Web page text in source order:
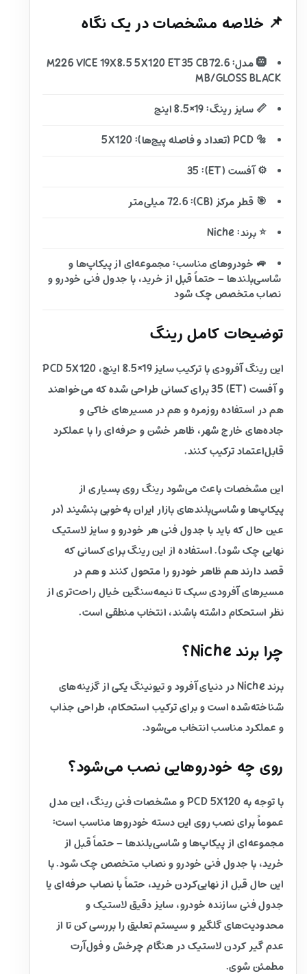
📌 خلاصه مشخصات در یک نگاه
🛞 مدل: M226 VICE 19X8.5 5X120 ET35 CB72.6
MB/GLOSS BLACK
📏 سایز رینگ: 19×8.5 اینچ
🔩 PCD (تعداد و فاصله پیچ‌ها): 5X120
⚙️ آفست (ET): 35
🎯 قطر مرکز (CB): 72.6 میلی‌متر
⭐ برند: Niche
🚙 خودروهای مناسب: مجموعه‌ای از پیکاپ‌ها و
شاسی‌بلندها – حتماً قبل از خرید، با جدول فنی خودرو و
نصاب متخصص چک شود
توضیحات کامل رینگ
این رینگ آفرودی با ترکیب سایز 19×8.5 اینچ، PCD 5X120
و آفست (ET) 35 برای کسانی طراحی شده که می‌خواهند
هم در استفاده روزمره و هم در مسیرهای خاکی و
جاده‌های خارج شهر، ظاهر خشن و حرفه‌ای را با عملکرد
قابل‌اعتماد ترکیب کنند.
این مشخصات باعث می‌شود رینگ روی بسیاری از
پیکاپ‌ها و شاسی‌بلندهای بازار ایران به‌خوبی بنشیند (در
عین حال که باید با جدول فنی هر خودرو و سایز لاستیک
نهایی چک شود). استفاده از این رینگ برای کسانی که
قصد دارند هم ظاهر خودرو را متحول کنند و هم در
مسیرهای آفرودی سبک تا نیمه‌سنگین خیال راحت‌تری از
نظر استحکام داشته باشند، انتخاب منطقی است.
چرا برند Niche؟
برند Niche در دنیای آفرود و تیونینگ یکی از گزینه‌های
شناخته‌شده است و برای ترکیب استحکام، طراحی جذاب
و عملکرد مناسب انتخاب می‌شود.
روی چه خودروهایی نصب می‌شود؟
با توجه به PCD 5X120 و مشخصات فنی رینگ، این مدل
عموماً برای نصب روی این دسته خودروها مناسب است:
مجموعه‌ای از پیکاپ‌ها و شاسی‌بلندها – حتماً قبل از
خرید، با جدول فنی خودرو و نصاب متخصص چک شود. با
این حال قبل از نهایی‌کردن خرید، حتماً با نصاب حرفه‌ای یا
جدول فنی سازنده خودرو، سایز دقیق لاستیک و
محدودیت‌های گلگیر و سیستم تعلیق را بررسی کن تا از
عدم گیر کردن لاستیک در هنگام چرخش و فول‌آرت
مطمئن شوی.